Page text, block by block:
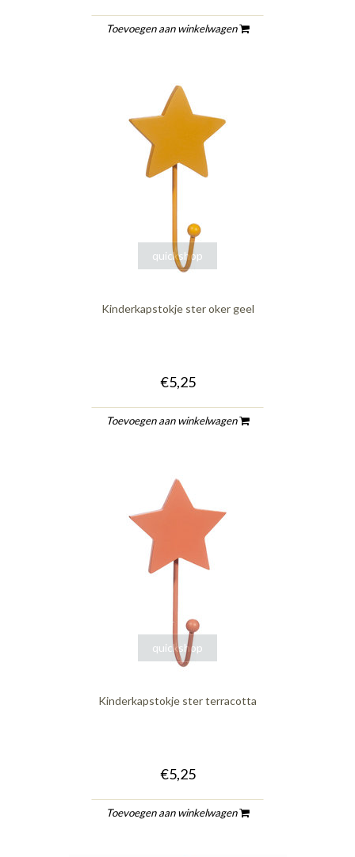
Toevoegen aan winkelwagen
quickshop
Kinderkapstokje ster oker geel
€5,25
Toevoegen aan winkelwagen
quickshop
Kinderkapstokje ster terracotta
€5,25
Toevoegen aan winkelwagen